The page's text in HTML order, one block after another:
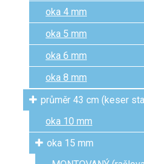
oka 4 mm
oka 5 mm
oka 6 mm
oka 8 mm
průměr 43 cm (keser
oka 10 mm
oka 15 mm